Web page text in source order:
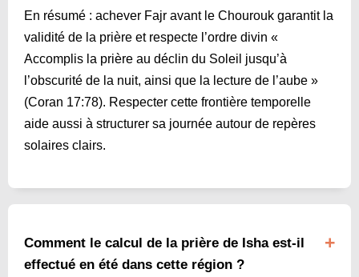
En résumé : achever Fajr avant le Chourouk garantit la
validité de la prière et respecte l’ordre divin «
Accomplis la prière au déclin du Soleil jusqu’à
l’obscurité de la nuit, ainsi que la lecture de l’aube »
(Coran 17:78). Respecter cette frontière temporelle
aide aussi à structurer sa journée autour de repères
solaires clairs.
Comment le calcul de la prière de Isha est-il
effectué en été dans cette région ?